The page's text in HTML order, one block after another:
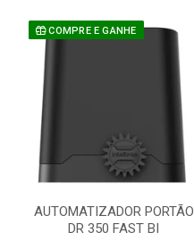
COMPRE E GANHE
AUTOMATIZADOR PORTÃO
DR 350 FAST BI